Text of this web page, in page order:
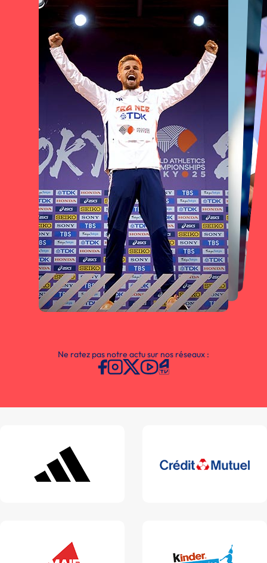
Ne ratez pas notre actu sur nos réseaux :